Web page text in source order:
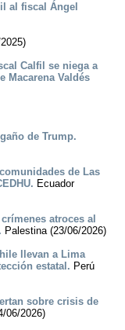
al fiscal Ángel
Calfil se niega a
Macarena Valdés
de Trump.
de Las
Ecuador
atroces al
Palestina (23/06/2026)
llevan a Lima
estatal. Perú
sobre crisis de
06/2026)